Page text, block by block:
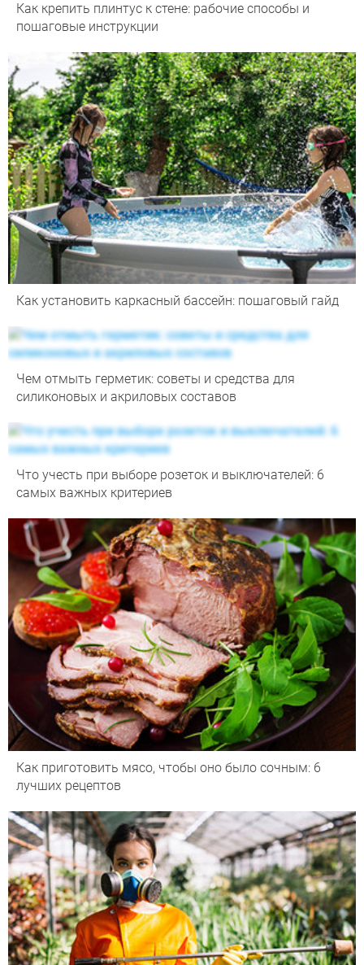
Как крепить плинтус к стене: рабочие способы и
пошаговые инструкции
Как установить каркасный бассейн: пошаговый гайд
Чем отмыть герметик: советы и средства для
силиконовых и акриловых составов
Что учесть при выборе розеток и выключателей: 6
самых важных критериев
Как приготовить мясо, чтобы оно было сочным: 6
лучших рецептов